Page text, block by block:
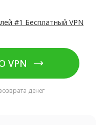
#1 Бесплатный VPN
VPN
денег